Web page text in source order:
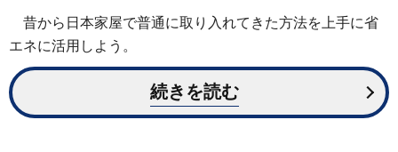
昔から日本家屋で普通に取り入れてきた方法を上手に省
エネに活用しよう。
続きを読む